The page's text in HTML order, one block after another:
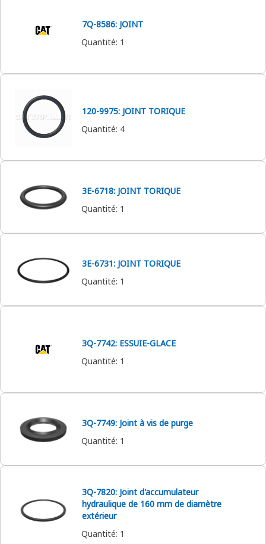
7Q-8586: JOINT
Quantité: 1
120-9975: JOINT TORIQUE
Quantité: 4
3E-6718: JOINT TORIQUE
Quantité: 1
3E-6731: JOINT TORIQUE
Quantité: 1
3Q-7742: ESSUIE-GLACE
Quantité: 1
3Q-7749: Joint à vis de purge
Quantité: 1
3Q-7820: Joint d'accumulateur
hydraulique de 160 mm de diamètre
extérieur
Quantité: 1